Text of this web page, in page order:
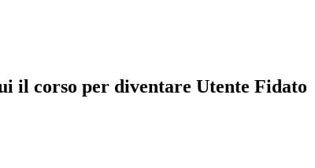
il corso per diventare Utente Fidato